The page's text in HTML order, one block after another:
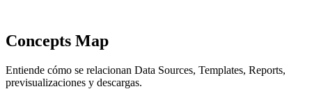
Concepts Map
Entiende cómo se relacionan Data Sources, Templates, Reports,
previsualizaciones y descargas.